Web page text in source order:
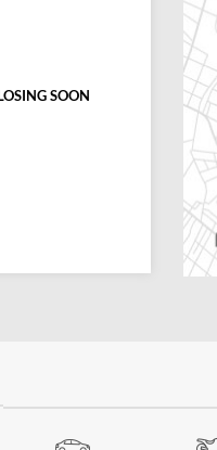
SOON